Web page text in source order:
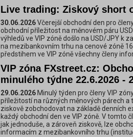
Live trading: Ziskový short
30.06.2026Včerejší obchodní den pro
obchodní příležitost na měnovém páru
výhledů ve VIP zóně došlo na USD/JPY k
na mezibankovním trhu na cenové zóně
předstihem ve VIP zóně všechny členy
VIP zóna FXstreet.cz:
minulého týdne 22.6.2026 -
29.06.2026 Minulý týden pro členy VIP
příležitostí na různých měnových párech a
ziskově zobchodovat na základě denních
každý obchodní den ve VIP zóně. V tomto
jak jednoduše, a zároveň ziskově, lze
informacím z mezibankovního trhu